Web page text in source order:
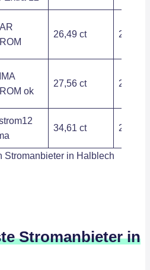
26,49 ct 208,06
ok
27,56 ct 208,06
34,61 ct 201,11
Stromanbieter in Halblech
Stromanbieter in